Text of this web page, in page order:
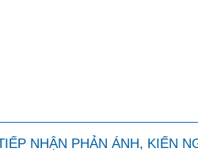
NHẬN PHẢN ÁNH, KIẾN